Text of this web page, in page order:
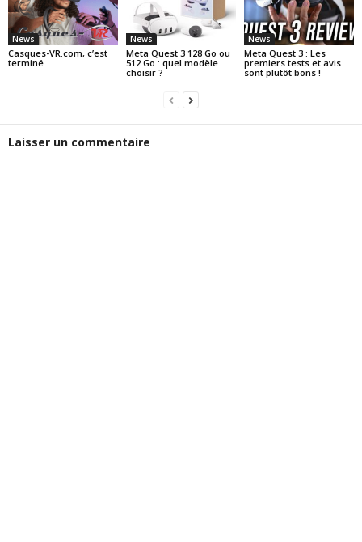
News
Casques-VR.com, c’est
terminé…
News
Meta Quest 3 128 Go ou
512 Go : quel modèle
choisir ?
News
Meta Quest 3 : Les
premiers tests et avis
sont plutôt bons !
Laisser un commentaire